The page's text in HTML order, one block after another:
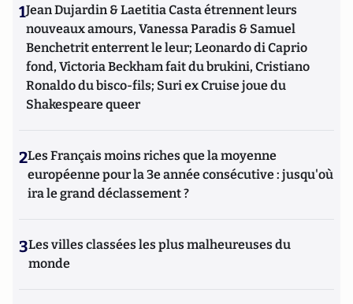
1Jean Dujardin & Laetitia Casta étrennent leurs
nouveaux amours, Vanessa Paradis & Samuel
Benchetrit enterrent le leur; Leonardo di Caprio
fond, Victoria Beckham fait du brukini, Cristiano
Ronaldo du bisco-fils; Suri ex Cruise joue du
Shakespeare queer
2Les Français moins riches que la moyenne
européenne pour la 3e année consécutive : jusqu'où
ira le grand déclassement ?
3Les villes classées les plus malheureuses du
monde